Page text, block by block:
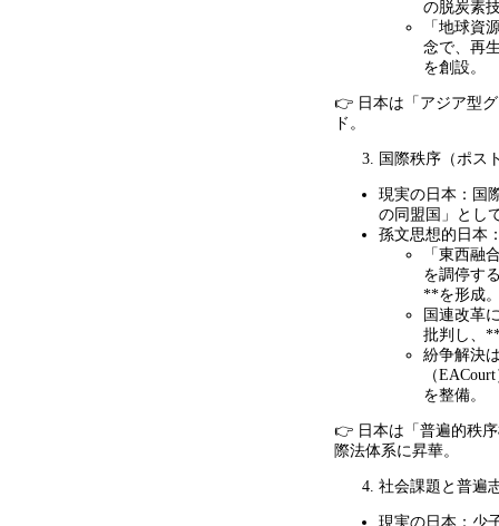
の脱炭素
「地球資
念で、再
を創設。
👉 日本は「アジア型
ド。
国際秩序（ポス
現実の日本：国
の同盟国」とし
孫文思想的日本
「東西融
を調停す
**を形成
国連改革
批判し、
紛争解決
（EACourt
を整備。
👉 日本は「普遍的秩
際法体系に昇華。
社会課題と普遍
現実の日本：少